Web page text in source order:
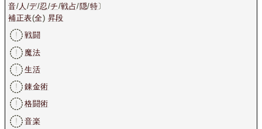
音/人 /デ/忍/チ/戦占/隠/特〕
補正表(全) 昇段
戦闘
魔法
生活
錬金術
格闘術
音楽